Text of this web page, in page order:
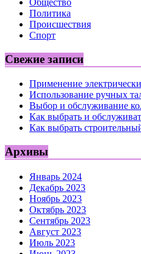
Общество
Политика
Происшествия
Спорт
Свежие записи
Применение
Использование ручных
Выбор и обслуживание
Как выбрать и
Как выбрать
Архивы
Январь 2024
Декабрь 2023
Ноябрь 2023
Октябрь 2023
Сентябрь 2023
Август 2023
Июль 2023